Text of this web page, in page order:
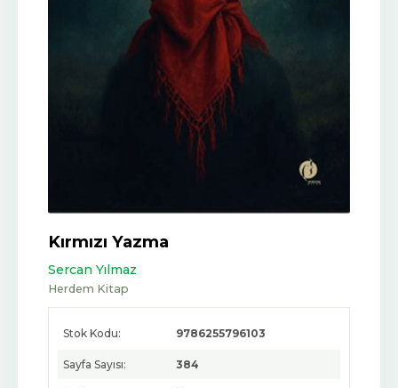
Kırmızı Yazma
Sercan Yılmaz
Herdem Kitap
Stok Kodu: 9786255796103
Sayfa Sayısı: 384